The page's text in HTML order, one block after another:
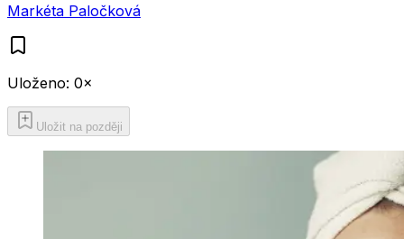
Markéta Paločková
Uloženo: 0×
Uložit na později